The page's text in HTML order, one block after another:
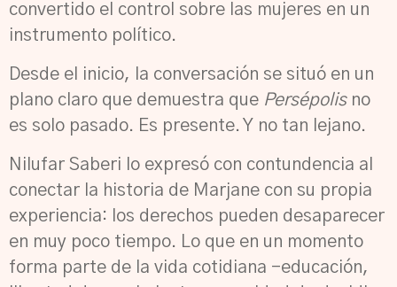
convertido el control sobre las mujeres en un
instrumento político.
Desde el inicio, la conversación se situó en un
plano claro que demuestra que Persépolisno
es solo pasado. Es presente. Y no tan lejano.
Nilufar Saberi lo expresó con contundencia al
conectar la historia de Marjane con su propia
experiencia: los derechos pueden desaparecer
en muy poco tiempo. Lo que en un momento
forma parte de la vida cotidiana -educación,